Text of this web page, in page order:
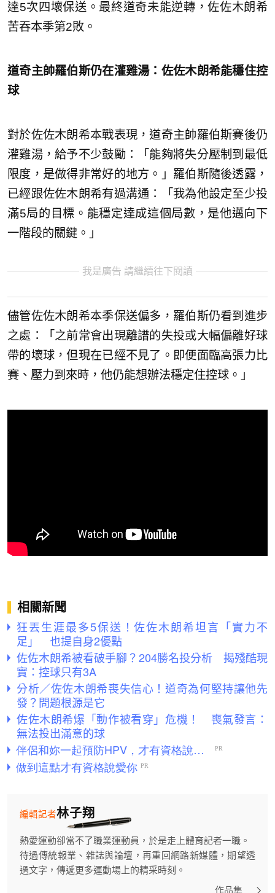
達5次四壞保送。最終道奇未能逆轉，佐佐木朗希
苦吞本季第2敗。
道奇主帥羅伯斯仍在灌雞湯：佐佐木朗希能穩住控
球
對於佐佐木朗希本戰表現，道奇主帥羅伯斯賽後仍
灌雞湯，給予不少鼓勵：「能夠將失分壓制到最低
限度，是做得非常好的地方。」羅伯斯隨後透露，
已經跟佐佐木朗希有過溝通：「我為他設定至少投
滿5局的目標。能穩定達成這個局數，是他邁向下
一階段的關鍵。」
我是廣告 請繼續往下閱讀
儘管佐佐木朗希本季保送偏多，羅伯斯仍看到進步
之處：「之前常會出現離譜的失投或大幅偏離好球
帶的壞球，但現在已經不見了。即便面臨高張力比
賽、壓力到來時，他仍能想辦法穩定住控球。」
相關新聞
狂丟生涯最多5保送！佐佐木朗希坦言「實力不
足」 也提自身2優點
佐佐木朗希被看破手腳？204勝名投分析 揭殘酷現
實：控球只有3A
分析／佐佐木朗希喪失信心！道奇為何堅持讓他先
發？問題根源是它
佐佐木朗希爆「動作被看穿」危機！ 喪氣發言：
無法投出滿意的球
林子翔
編輯記者
熱愛運動卻當不了職業運動員，於是走上體育記者一職。
待過傳統報業、雜誌與論壇，再重回網路新媒體，期望透
過文字，傳遞更多運動場上的精采時刻。
作品集